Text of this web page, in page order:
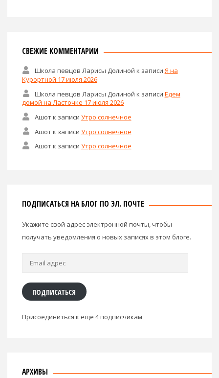
СВЕЖИЕ КОММЕНТАРИИ
Школа певцов Ларисы Долиной к записи Я на
Курортной 17 июля 2026
Школа певцов Ларисы Долиной к записи Едем
домой на Ласточке 17 июля 2026
Ашотк записи Утро солнечное
Ашотк записи Утро солнечное
Ашотк записи Утро солнечное
ПОДПИСАТЬСЯ НА БЛОГ ПО ЭЛ. ПОЧТЕ
Укажите свой адрес электронной почты, чтобы
получать уведомления о новых записях в этом блоге.
Email
ПОДПИСАТЬСЯ
Присоединиться к еще 4 подписчикам
АРХИВЫ